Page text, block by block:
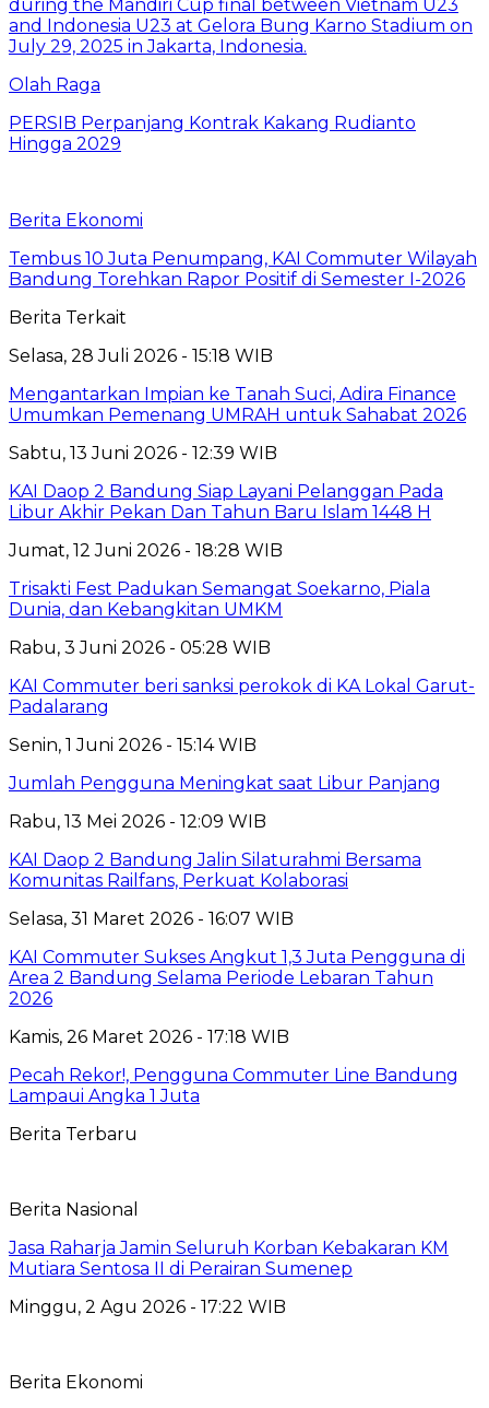
Olah Raga
PERSIB Perpanjang Kontrak Kakang Rudianto
Hingga 2029
Berita Ekonomi
Tembus 10 Juta Penumpang, KAI Commuter Wilayah
Bandung Torehkan Rapor Positif di Semester I-2026
Berita Terkait
Selasa, 28 Juli 2026 - 15:18 WIB
Mengantarkan Impian ke Tanah Suci, Adira Finance
Umumkan Pemenang UMRAH untuk Sahabat 2026
Sabtu, 13 Juni 2026 - 12:39 WIB
KAI Daop 2 Bandung Siap Layani Pelanggan Pada
Libur Akhir Pekan Dan Tahun Baru Islam 1448 H
Jumat, 12 Juni 2026 - 18:28 WIB
Trisakti Fest Padukan Semangat Soekarno, Piala
Dunia, dan Kebangkitan UMKM
Rabu, 3 Juni 2026 - 05:28 WIB
KAI Commuter beri sanksi perokok di KA Lokal Garut-
Padalarang
Senin, 1 Juni 2026 - 15:14 WIB
Jumlah Pengguna Meningkat saat Libur Panjang
Rabu, 13 Mei 2026 - 12:09 WIB
KAI Daop 2 Bandung Jalin Silaturahmi Bersama
Komunitas Railfans, Perkuat Kolaborasi
Selasa, 31 Maret 2026 - 16:07 WIB
KAI Commuter Sukses Angkut 1,3 Juta Pengguna di
Area 2 Bandung Selama Periode Lebaran Tahun
2026
Kamis, 26 Maret 2026 - 17:18 WIB
Pecah Rekor!, Pengguna Commuter Line Bandung
Lampaui Angka 1 Juta
Berita Terbaru
Berita Nasional
Jasa Raharja Jamin Seluruh Korban Kebakaran KM
Mutiara Sentosa II di Perairan Sumenep
Minggu, 2 Agu 2026 - 17:22 WIB
Berita Ekonomi